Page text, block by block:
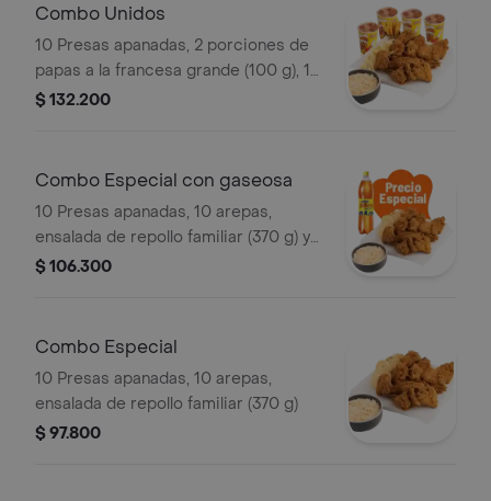
Combo Unidos
10 Presas apanadas, 2 porciones de
papas a la francesa grande (100 g), 1
porción de yuca stick (10 und),
$ 132.200
Combo Especial con gaseosa
10 Presas apanadas, 10 arepas,
ensalada de repollo familiar (370 g) y
gaseosa (1.5 litros)
$ 106.300
Combo Especial
10 Presas apanadas, 10 arepas,
ensalada de repollo familiar (370 g)
$ 97.800